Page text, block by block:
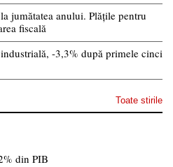
jumătatea anului. Plățile pentru
fiscală
-3,3% după primele cinci
Toate stirile
din PIB